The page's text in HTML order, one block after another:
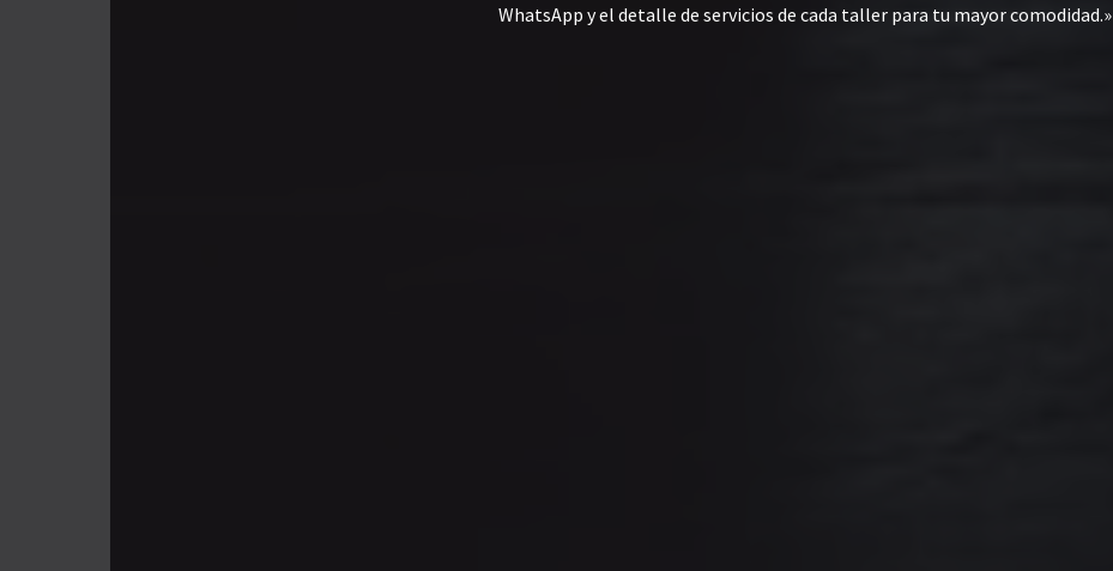
WhatsApp y el detalle de servicios de cada taller para tu mayor comodidad.»